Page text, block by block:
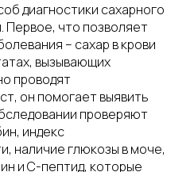
диагностики сахарного
Первое, что позволяет
– сахар в крови
вызывающих
проводят
он помогает выявить
проверяют
индекс
наличие глюкозы в моче,
и С-пептид, которые